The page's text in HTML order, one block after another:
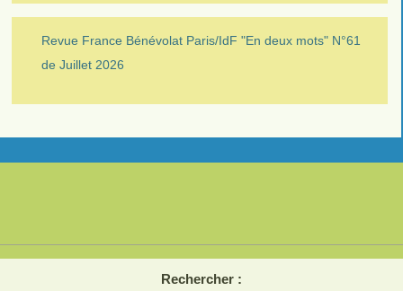
Revue France Bénévolat Paris/IdF "En deux mots" N°61
de Juillet 2026
Rechercher :